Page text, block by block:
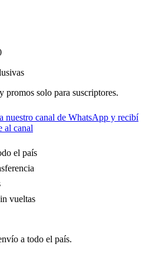
promos solo para suscriptores.
nuestro canal de WhatsApp y recibí
al canal
el país
vueltas
a todo el país.